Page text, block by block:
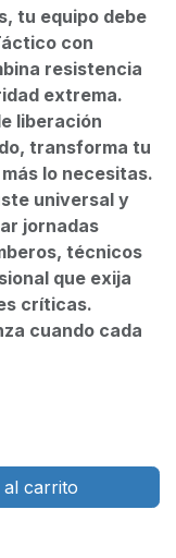
tu equipo debe
con
resistencia
extrema.
liberación
transforma tu
lo necesitas.
universal y
jornadas
técnicos
que exija
críticas.
cuando cada
carrito